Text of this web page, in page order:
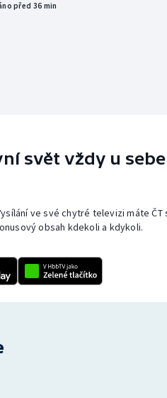
před 36 min
svět vždy u
ve své chytré televizi máte
obsah kdekoli a kdykoli.